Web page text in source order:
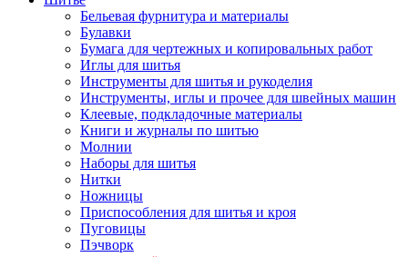
Бельевая фурнитура и материалы
Булавки
Бумага для чертежных и копировальных работ
Иглы для шитья
Инструменты для шитья и рукоделия
Инструменты, иглы и прочее для швейных машин
Клеевые, подкладочные материалы
Книги и журналы по шитью
Молнии
Наборы для шитья
Нитки
Ножницы
Приспособления для шитья и кроя
Пуговицы
Пэчворк